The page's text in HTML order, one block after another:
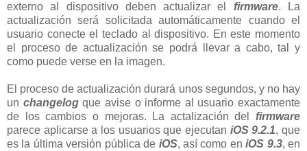
externo al dispositivo deben actualizar el firmware. La
actualización será solicitada automáticamente cuando el
usuario conecte el teclado al dispositivo. En este momento
el proceso de actualización se podrá llevar a cabo, tal y
como puede verse en la imagen.
El proceso de actualización durará unos segundos, y no hay
un changelog que avise o informe al usuario exactamente
de los cambios o mejoras. La actalización del firmware
parece aplicarse a los usuarios que ejecutan iOS 9.2.1, que
es la última versión pública de iOS, así como eniOS 9.3, en